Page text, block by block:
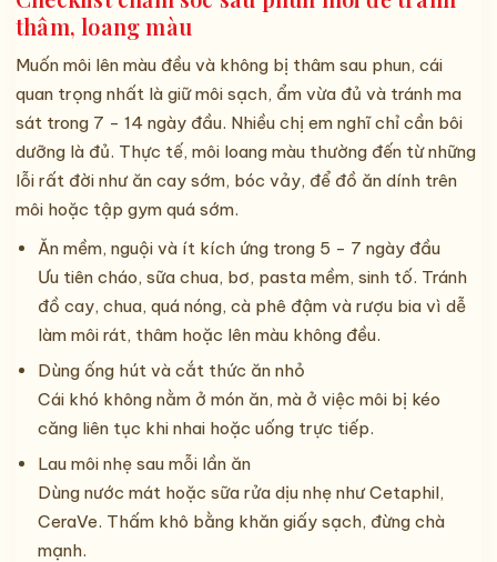
thâm, loang màu
Muốn môi lên màu đều và không bị thâm sau phun, cái
quan trọng nhất là giữ môi sạch, ẩm vừa đủ và tránh ma
sát trong 7 - 14 ngày đầu. Nhiều chị em nghĩ chỉ cần bôi
dưỡng là đủ. Thực tế, môi loang màu thường đến từ những
lỗi rất đời như ăn cay sớm, bóc vảy, để đồ ăn dính trên
môi hoặc tập gym quá sớm.
Ăn mềm, nguội và ít kích ứng trong 5 - 7 ngày đầu
Ưu tiên cháo, sữa chua, bơ, pasta mềm, sinh tố. Tránh
đồ cay, chua, quá nóng, cà phê đậm và rượu bia vì dễ
làm môi rát, thâm hoặc lên màu không đều.
Dùng ống hút và cắt thức ăn nhỏ
Cái khó không nằm ở món ăn, mà ở việc môi bị kéo
căng liên tục khi nhai hoặc uống trực tiếp.
Lau môi nhẹ sau mỗi lần ăn
Dùng nước mát hoặc sữa rửa dịu nhẹ như Cetaphil,
CeraVe. Thấm khô bằng khăn giấy sạch, đừng chà
mạnh.